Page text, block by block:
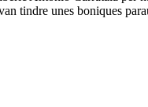
tindre unes boniques